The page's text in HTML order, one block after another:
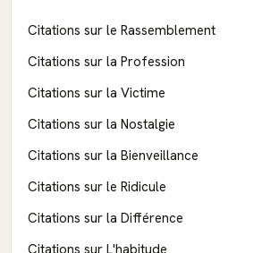
Citations sur le Rassemblement
Citations sur la Profession
Citations sur la Victime
Citations sur la Nostalgie
Citations sur la Bienveillance
Citations sur le Ridicule
Citations sur la Différence
Citations sur L'habitude